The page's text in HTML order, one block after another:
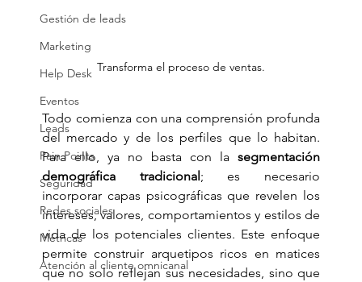
Gestión de leads
Marketing
Help Desk
Eventos
Leads
Pain Points
Seguridad
Redes sociales
Métricas
Atención al cliente omnicanal
Transforma el proceso de ventas.
Todo comienza con una comprensión profunda
del mercado y de los perfiles que lo habitan.
Para ello, ya no basta con la segmentación
demográfica tradicional; es necesario
incorporar capas psicográficas que revelen los
intereses, valores, comportamientos y estilos de
vida de los potenciales clientes. Este enfoque
permite construir arquetipos ricos en matices
que no solo reflejan sus necesidades, sino que